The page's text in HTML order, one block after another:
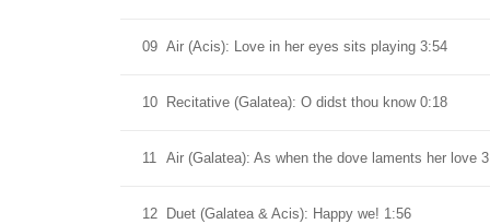
09 Air (Acis): Love in her eyes sits playing 3:54
10 Recitative (Galatea): O didst thou know 0:18
11 Air (Galatea): As when the dove laments her love
12 Duet (Galatea & Acis): Happy we! 1:56